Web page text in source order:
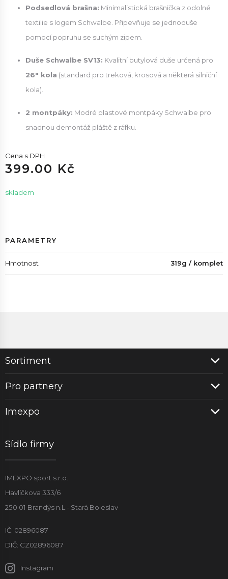
Podsedlová brašna: Minimalistická brašnička z odolné
textilie s logem Schwalbe. Připevňuje se jednoduše
pomocí popruhu se suchým zipem.
Duše Schwalbe SV13: Kvalitní butylová duše určená pro
26" kola (standard pro treková, krosová a některá silniční
kola).
2 montpáky: Modré plastové montpáky Schwalbe pro
snadnou demontáž pláště z ráfku.
Cena s DPH
399.00 Kč
skladem
PARAMETRY
Hmotnost 319g / komplet
Sortiment
Pro partnery
Imexpo
Sídlo firmy
IMEXPO sport s.r.o.
Havlíčkova 333/6
250 01 Brandýs n.L - Stará Boleslav
IČ: 02896087
DIČ: CZ02896087
Instagram